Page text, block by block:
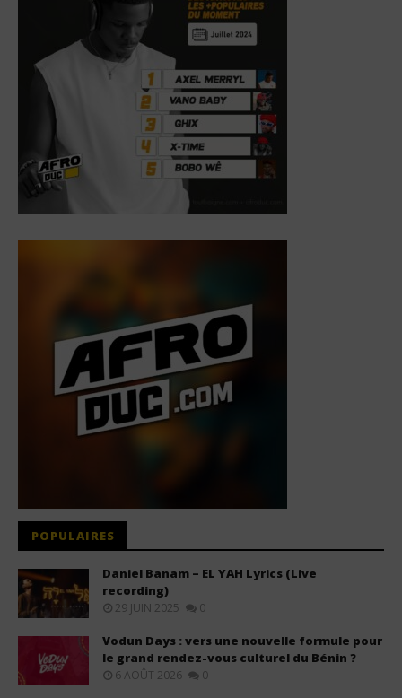
POPULAIRES
Daniel Banam – EL YAH Lyrics (Live
recording)
29 JUIN 2025 0
Vodun Days : vers une nouvelle formule pour
le grand rendez-vous culturel du Bénin ?
6 AOÛT 2026 0